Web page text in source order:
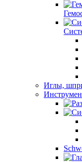
Иглы,